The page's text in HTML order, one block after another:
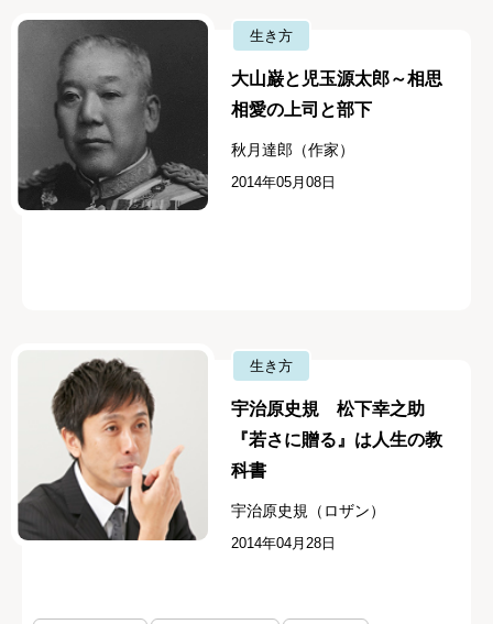
生き方
大山巌と児玉源太郎～相思
相愛の上司と部下
秋月達郎（作家）
2014年05月08日
生き方
宇治原史規 松下幸之助
『若さに贈る』は人生の教
科書
宇治原史規（ロザン）
2014年04月28日